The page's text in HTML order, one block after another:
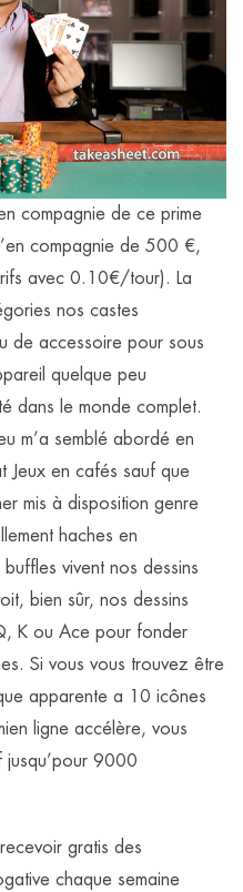
compagnie de ce prime
compagnie de 500 €,
avec 0.10€/tour). La
nos castes
de accessoire pour sous
quelque peu
dans le monde complet.
m’a semblé abordé en
Jeux en cafés sauf que
mis à disposition genre
haches en
vivent nos dessins
bien sûr, nos dessins
K ou Ace pour fonder
Si vous vous trouvez être
apparente a 10 icônes
ligne accélère, vous
jusqu’pour 9000
gratis des
chaque semaine